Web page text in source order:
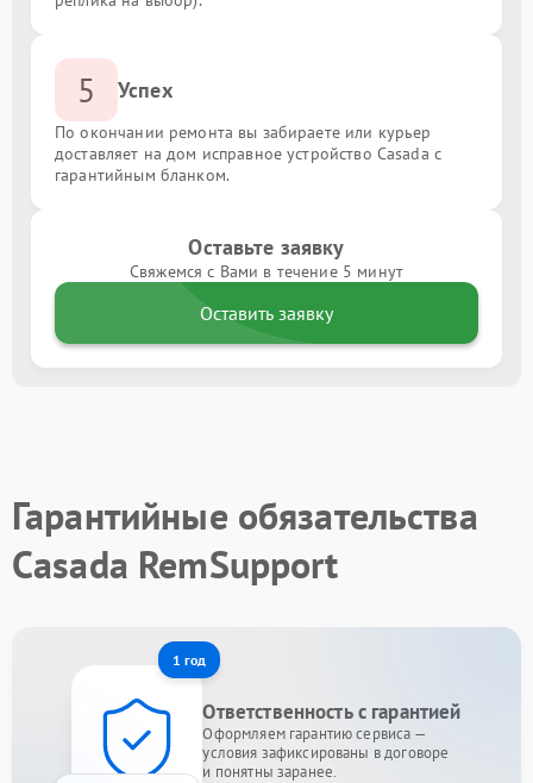
5 Успех
По окончании ремонта вы забираете или курьер
доставляет на дом исправное устройство Casada с
гарантийным бланком.
Оставьте заявку
Свяжемся с Вами в течение 5 минут
Оставить заявку
Гарантийные обязательства
Casada RemSupport
1 год
Ответственность с гарантией
Оформляем гарантию сервиса —
условия зафиксированы в договоре
и понятны заранее.